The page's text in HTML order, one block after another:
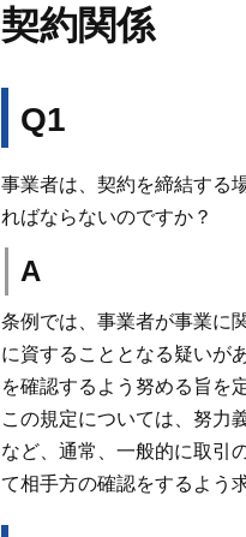
契約関係
Q1
事業者は、契約を締結する
ればならないのですか？
A
条例では、事業者が事業に
に資することとなる疑いが
を確認するよう努める旨を
この規定については、努力
など、通常、一般的に取引
て相手方の確認をするよう